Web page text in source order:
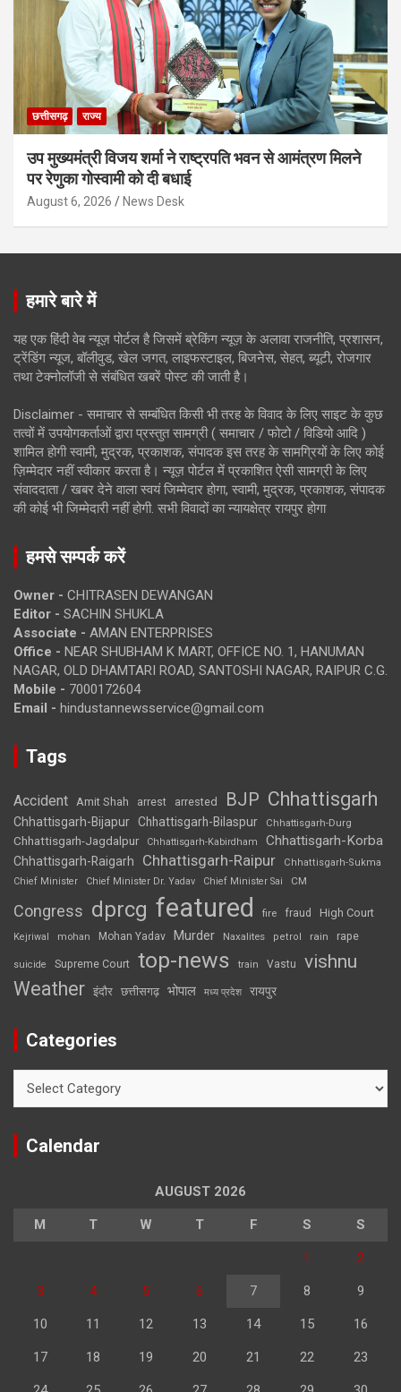
छत्तीसगढ़ राज्य
उप मुख्यमंत्री विजय शर्मा ने राष्ट्रपति भवन से आमंत्रण मिलने
पर रेणुका गोस्वामी को दी बधाई
August 6, 2026 News Desk
हमारे बारे में
यह एक हिंदी वेब न्यूज़ पोर्टल है जिसमें ब्रेकिंग न्यूज़ के अलावा राजनीति, प्रशासन,
ट्रेंडिंग न्यूज, बॉलीवुड, खेल जगत, लाइफस्टाइल, बिजनेस, सेहत, ब्यूटी, रोजगार
तथा टेक्नोलॉजी से संबंधित खबरें पोस्ट की जाती है।
Disclaimer - समाचार से सम्बंधित किसी भी तरह के विवाद के लिए साइट के कुछ
तत्वों में उपयोगकर्ताओं द्वारा प्रस्तुत सामग्री ( समाचार / फोटो / विडियो आदि )
शामिल होगी स्वामी, मुद्रक, प्रकाशक, संपादक इस तरह के सामग्रियों के लिए कोई
ज़िम्मेदार नहीं स्वीकार करता है। न्यूज़ पोर्टल में प्रकाशित ऐसी सामग्री के लिए
संवाददाता / खबर देने वाला स्वयं जिम्मेदार होगा, स्वामी, मुद्रक, प्रकाशक, संपादक
की कोई भी जिम्मेदारी नहीं होगी. सभी विवादों का न्यायक्षेत्र रायपुर होगा
हमसे सम्पर्क करें
Owner - CHITRASEN DEWANGAN
Editor - SACHIN SHUKLA
Associate - AMAN ENTERPRISES
Office - NEAR SHUBHAM K MART, OFFICE NO. 1, HANUMAN
NAGAR, OLD DHAMTARI ROAD, SANTOSHI NAGAR, RAIPUR C.G.
Mobile - 7000172604
Email - hindustannewsservice@gmail.com
Tags
Accident Amit Shah arrest arrested BJP Chhattisgarh
Chhattisgarh-Bijapur Chhattisgarh-Bilaspur Chhattisgarh-Durg
Chhattisgarh-Jagdalpur Chhattisgarh-Kabirdham Chhattisgarh-Korba
Chhattisgarh-Raigarh Chhattisgarh-Raipur
Chhattisgarh-Sukma
Chief Minister
Chief Minister Dr. Yadav Chief Minister Sai CM
Congress dprcg featured fire fraud High Court
Kejriwal mohan Mohan Yadav Murder Naxalites petrol rain rape
suicide Supreme Court top-news train Vastu vishnu
Weather इंदौर छत्तीसगढ़ भोपाल मध्य प्रदेश रायपुर
Categories
Calendar
AUGUST 2026
M T W T F S S
1 2
3 4 5 6 7 8 9
10 11 12 13 14 15 16
17 18 19 20 21 22 23